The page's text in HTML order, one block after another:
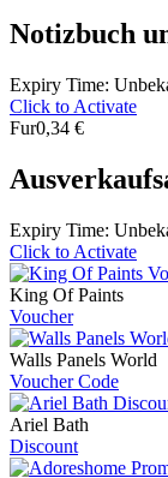
Notizbuch
Expiry Time:
Click to Activate
Fur0,34 €
Expiry Time:
Click to Activate
King Of Paints
Voucher
Walls Panels World
Voucher Code
Ariel Bath
Discount